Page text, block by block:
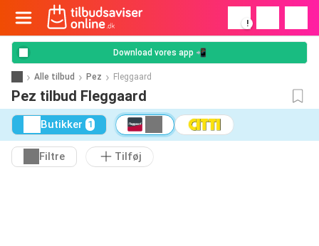
!
Download vores app 📲
Alle tilbud Pez Fleggaard
Pez tilbud Fleggaard
Butikker 1
Filtre Tilføj